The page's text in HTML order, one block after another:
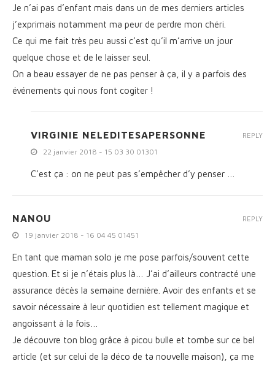
Je n’ai pas d’enfant mais dans un de mes derniers articles
j’exprimais notamment ma peur de perdre mon chéri.
Ce qui me fait très peu aussi c’est qu’il m’arrive un jour
quelque chose et de le laisser seul.
On a beau essayer de ne pas penser à ça, il y a parfois des
événements qui nous font cogiter !
VIRGINIE NELEDITESAPERSONNE
22 janvier 2018 - 15 03 30 01301
C’est ça : on ne peut pas s’empêcher d’y penser …
REPLY
NANOU
19 janvier 2018 - 16 04 45 01451
En tant que maman solo je me pose parfois/souvent cette
question. Et si je n’étais plus là… J’ai d’ailleurs contracté une
assurance décès la semaine dernière. Avoir des enfants et se
savoir nécessaire à leur quotidien est tellement magique et
angoissant à la fois…
Je découvre ton blog grâce à picou bulle et tombe sur ce bel
article (et sur celui de la déco de ta nouvelle maison), ça me
REPLY